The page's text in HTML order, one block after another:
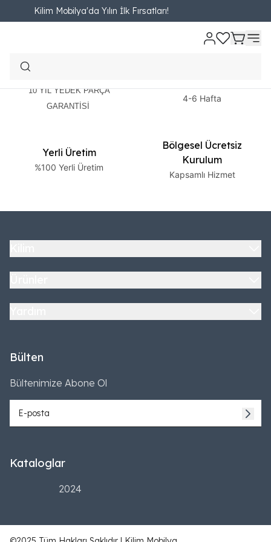
Kilim Mobilya'da Yılın İlk Fırsatları!
10 YIL YEDEK PARÇA
GARANTİSİ
4-6 Hafta
Yerli Üretim
%100 Yerli Üretim
Bölgesel Ücretsiz
Kurulum
Kapsamlı Hizmet
Kataloglar
2024
Bülten
Bültenimize Abone Ol